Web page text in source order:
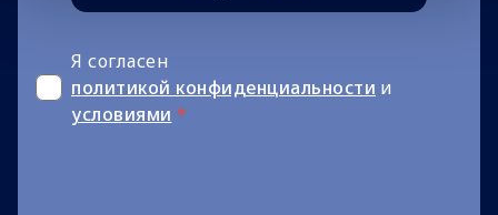
Я согласен
политикой конфиденциальности и
условиями *